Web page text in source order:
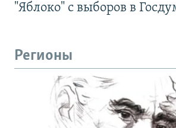
"Яблоко" с выборов в
Регионы